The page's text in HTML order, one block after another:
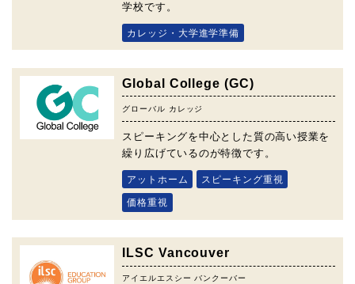
学校です。
カレッジ・大学進学準備
Global College (GC)
グローバル カレッジ
スピーキングを中心とした質の高い授業を
繰り広げているのが特徴です。
アットホーム スピーキング重視
価格重視
ILSC Vancouver
アイエルエスシー バンクーバー